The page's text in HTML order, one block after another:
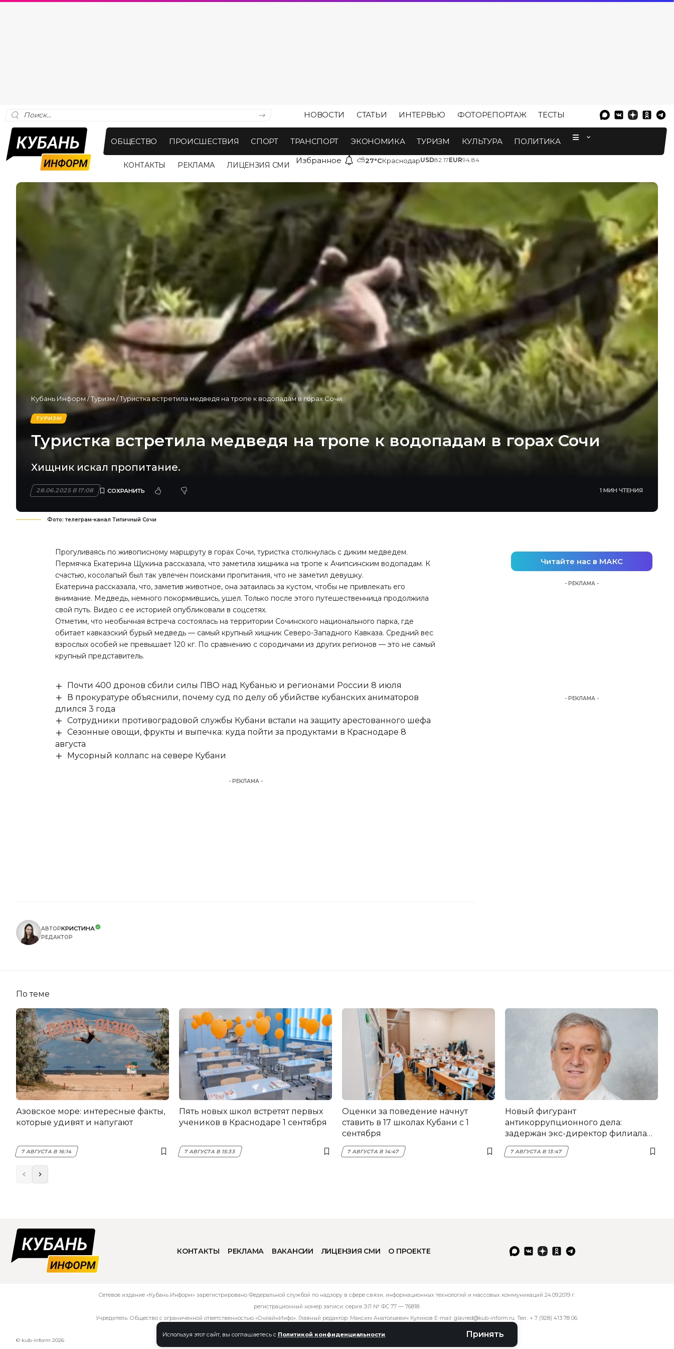
Используя этот сайт, вы соглашаетесь с Политикой конфиденциальности Принять
НОВОСТИ СТАТЬИ ИНТЕРВЬЮ ФОТОРЕПОРТАЖ ТЕСТЫ
ОБЩЕСТВО ПРОИСШЕСТВИЯ СПОРТ ТРАНСПОРТ ЭКОНОМИКА ТУРИЗМ КУЛЬТУРА ПОЛИТИКА
КОНТАКТЫ РЕКЛАМА ЛИЦЕНЗИЯ СМИ Избранное ⛅27°CКраснодарUSD82.17EUR94.84
Кубань Информ /Туризм /Туристка встретила медведя на тропе к водопадам в горах Сочи
ТУРИЗМ
Туристка встретила медведя на тропе к водопадам в горах Сочи
Хищник искал пропитание.
28.06.2025 В 17:08 1 МИН ЧТЕНИЯ
Фото: телеграм-канал Типичный Сочи
Прогуливаясь по живописному маршруту в горах Сочи, туристка столкнулась с диким медведем.
Пермячка Екатерина Щукина рассказала, что заметила хищника на тропе к Ачипсинским водопадам. К
счастью, косолапый был так увлечен поисками пропитания, что не заметил девушку.
Екатерина рассказала, что, заметив животное, она затаилась за кустом, чтобы не привлекать его
внимание. Медведь, немного покормившись, ушел. Только после этого путешественница продолжила
свой путь. Видео с ее историей опубликовали в соцсетях.
Отметим, что необычная встреча состоялась на территории Сочинского национального парка, где
обитает кавказский бурый медведь — самый крупный хищник Северо-Западного Кавказа. Средний вес
взрослых особей не превышает 120 кг. По сравнению с сородичами из других регионов — это не самый
крупный представитель.
Почти 400 дронов сбили силы ПВО над Кубанью и регионами России 8 июля
В прокуратуре объяснили, почему суд по делу об убийстве кубанских аниматоров
длился 3 года
Сотрудники противоградовой службы Кубани встали на защиту арестованного шефа
Сезонные овощи, фрукты и выпечка: куда пойти за продуктами в Краснодаре 8
августа
Мусорный коллапс на севере Кубани
- РЕКЛАМА -
АВТОРКРИСТИНА
РЕДАКТОР
Читайте нас в МАКС
- РЕКЛАМА -
- РЕКЛАМА -
По теме
Азовское море: интересные факты,
которые удивят и напугают
7 АВГУСТА В 16:14
Пять новых школ встретят первых
учеников в Краснодаре 1 сентября
7 АВГУСТА В 15:33
Оценки за поведение начнут
ставить в 17 школах Кубани с 1
сентября
7 АВГУСТА В 14:47
Новый фигурант
антикоррупционного дела:
задержан экс-директор филиала
НЭСК Крымска
7 АВГУСТА В 13:47
КОНТАКТЫ РЕКЛАМА ВАКАНСИИ ЛИЦЕНЗИЯ СМИ О ПРОЕКТЕ
Сетевое издание «Кубань Информ» зарегистрировано Федеральной службой по надзору в сфере связи, информационных технологий и массовых коммуникаций 24.09.2019 г.
регистрационный номер записи: серия ЭЛ № ФС 77 — 76818.
Учредитель: Общество с ограниченной ответственностью «ОнлайнИнфо». Главный редактор: Максим Анатольевич Куликов E-mail: glavred@kub-inform.ru. Тел.: + 7 (928) 413 78 06.
© kub-inform 2026